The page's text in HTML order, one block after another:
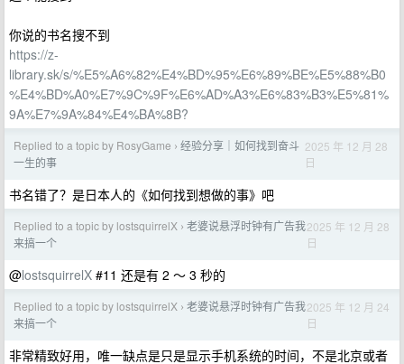
你说的书名搜不到
https://z-
library.sk/s/%E5%A6%82%E4%BD%95%E6%89%BE%E5%88%B0
%E4%BD%A0%E7%9C%9F%E6%AD%A3%E6%83%B3%E5%81%
9A%E7%9A%84%E4%BA%8B?
Replied to a topic by RosyGame › 经验分享｜如何找到奋斗
一生的事
2025 年 12 月 28
日
书名错了？是日本人的《如何找到想做的事》吧
Replied to a topic by lostsquirrelX › 老婆说悬浮时钟有广告我
来搞一个
2025 年 12 月 28
日
@lostsquirrelX #11 还是有 2 ～ 3 秒的
Replied to a topic by lostsquirrelX › 老婆说悬浮时钟有广告我
来搞一个
2025 年 12 月 24
日
非常精致好用，唯一缺点是只是显示手机系统的时间，不是北京或者